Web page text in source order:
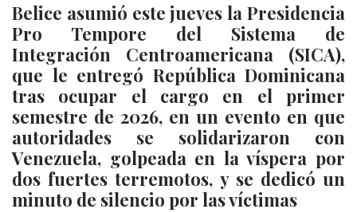
Belice asumió este jueves la Presidencia
Pro Tempore del Sistema de
Integración Centroamericana (SICA),
que le entregó República Dominicana
tras ocupar el cargo en el primer
semestre de 2026, en un evento en que
autoridades se solidarizaron con
Venezuela, golpeada en la víspera por
dos fuertes terremotos, y se dedicó un
minuto de silencio por las víctimas